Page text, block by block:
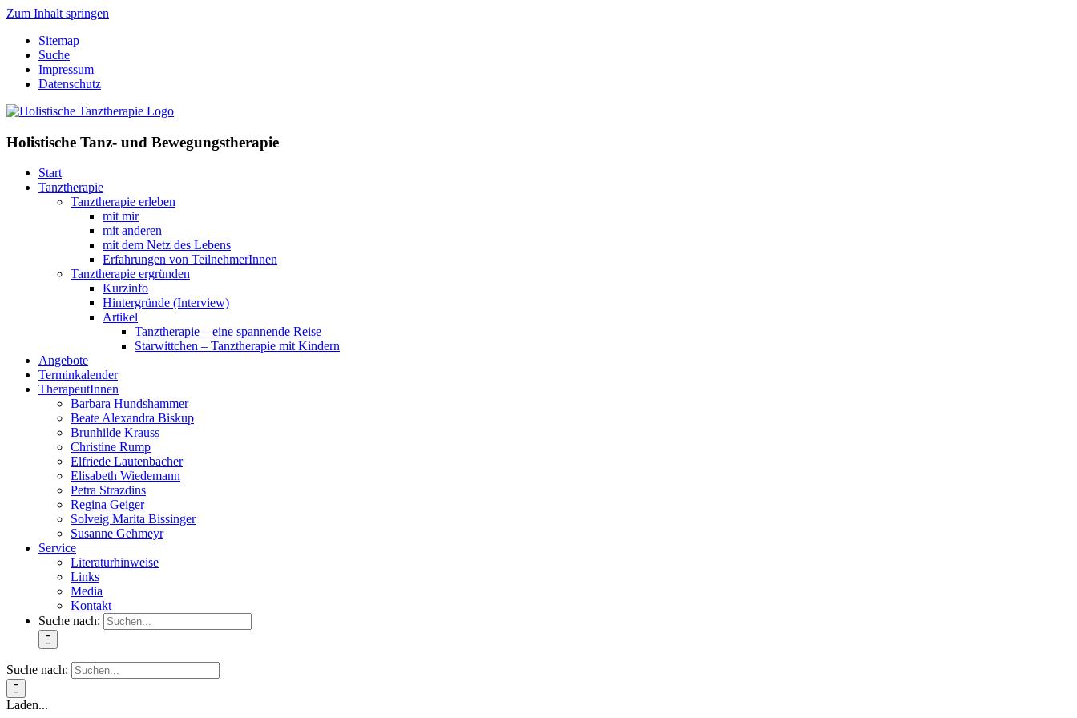
Zum Inhalt springen
Sitemap
Suche
Impressum
Datenschutz
Holistische Tanz- und Bewegungstherapie
Start
Tanztherapie
Tanztherapie erleben
mit mir
mit anderen
mit dem Netz des Lebens
Erfahrungen von TeilnehmerInnen
Tanztherapie ergründen
Kurzinfo
Hintergründe (Interview)
Artikel
Tanztherapie – eine spannende Reise
Starwittchen – Tanztherapie mit Kindern
Angebote
Terminkalender
TherapeutInnen
Barbara Hundshammer
Beate Alexandra Biskup
Brunhilde Krauss
Christine Rump
Elfriede Lautenbacher
Elisabeth Wiedemann
Petra Strazdins
Regina Geiger
Solveig Marita Bissinger
Susanne Gehmeyr
Service
Literaturhinweise
Links
Media
Kontakt
Suche nach:
Suche nach:
Laden...